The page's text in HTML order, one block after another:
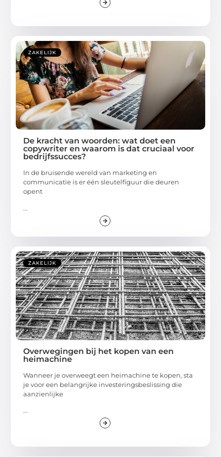
ZAKELIJK
De kracht van woorden: wat doet een
copywriter en waarom is dat cruciaal voor
bedrijfssucces?
In de bruisende wereld van marketing en
communicatie is er één sleutelfiguur die deuren
opent
...
ZAKELIJK
Overwegingen bij het kopen van een
heimachine
Wanneer je overweegt een heimachine te kopen, sta
je voor een belangrijke investeringsbeslissing die
aanzienlijke
...